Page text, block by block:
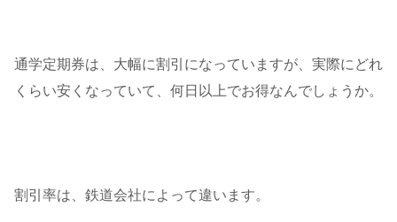
通学定期券は、大幅に割引になっていますが、実際にどれ
くらい安くなっていて、何日以上でお得なんでしょうか。
割引率は、鉄道会社によって違います。